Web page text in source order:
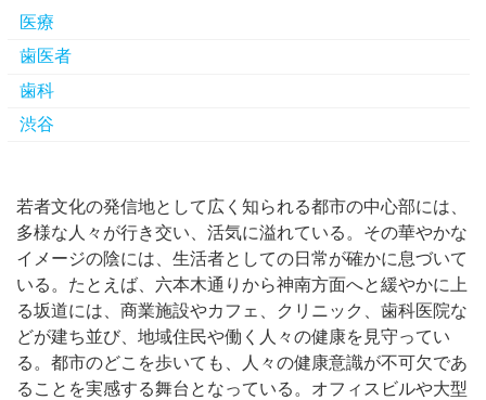
医療
歯医者
歯科
渋谷
若者文化の発信地として広く知られる都市の中心部には、
多様な人々が行き交い、活気に溢れている。 その華やかな
イメージの陰には、生活者としての日常が確かに息づいて
いる。たとえば、六本木通りから神南方面へと緩やかに上
る坂道には、商業施設やカフェ、クリニック、歯科医院な
どが建ち並び、地域住民や働く人々の健康を見守ってい
る。都市のどこを歩いても、人々の健康意識が不可欠であ
ることを実感する舞台となっている。オフィスビルや大型